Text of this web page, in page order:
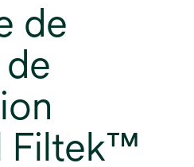
de
Filtek™